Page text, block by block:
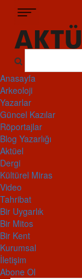
Anasayfa
Arkeoloji
Yazarlar
Güncel Kazılar
Röportajlar
Blog Yazarlığı
Aktüel
Dergi
Kültürel Miras
Video
Tahribat
Bir Uygarlık
Bir Mitos
Bir Kent
Kurumsal
İletişim
Abone Ol